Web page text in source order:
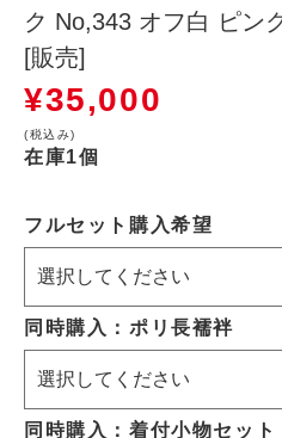
ク No,343 オフ白 ピン
[販売]
¥35,000
(税込み)
在庫1個
フルセット購入希望
同時購入：ポリ長襦袢
同時購入：着付小物セット